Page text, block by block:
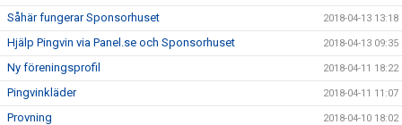
Såhär fungerar Sponsorhuset 2018-04-13 13:18
Hjälp Pingvin via Panel.se och Sponsorhuset 2018-04-13 09:35
Ny föreningsprofil 2018-04-11 18:22
Pingvinkläder 2018-04-11 11:07
Provning 2018-04-10 18:02